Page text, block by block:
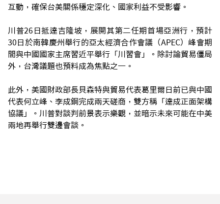
互動，確保台美關係穩定深化、國家利益不受影響。
川普26日抵達吉隆坡，展開其第二任期首場亞洲行，預計
30日於南韓慶州舉行的亞太經濟合作會議（APEC）峰會期
間與中國國家主席習近平舉行「川習會」。除討論貿易僵局
外，台灣議題也預料成為焦點之一。
此外，美國財政部長貝森特與貿易代表葛里爾日前已與中國
代表何立峰、李成鋼完成兩天磋商，雙方稱「達成正面架構
協議」。川普對談判前景表示樂觀，並暗示未來可能在中美
兩地再舉行雙邊會談。